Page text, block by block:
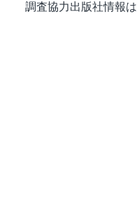
調査協力出版社情報は